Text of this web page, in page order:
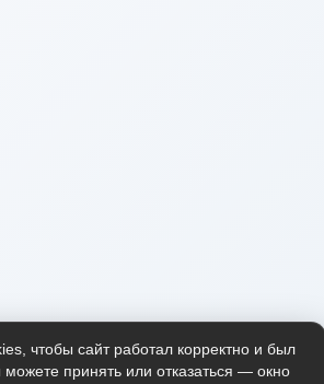
чтобы сайт работал корректно и был
принять или отказаться — окно